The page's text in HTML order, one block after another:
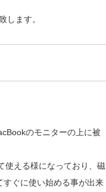
します。
のモニターの上に被
使える様になっており、磁
ぐに使い始める事が出来